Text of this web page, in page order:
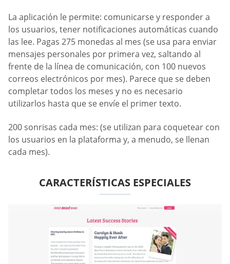
La aplicación le permite: comunicarse y responder a
los usuarios, tener notificaciones automáticas cuando
las lee. Pagas 275 monedas al mes (se usa para enviar
mensajes personales por primera vez, saltando al
frente de la línea de comunicación, con 100 nuevos
correos electrónicos por mes). Parece que se deben
completar todos los meses y no es necesario
utilizarlos hasta que se envíe el primer texto.
200 sonrisas cada mes: (se utilizan para coquetear con
los usuarios en la plataforma y, a menudo, se llenan
cada mes).
CARACTERÍSTICAS ESPECIALES